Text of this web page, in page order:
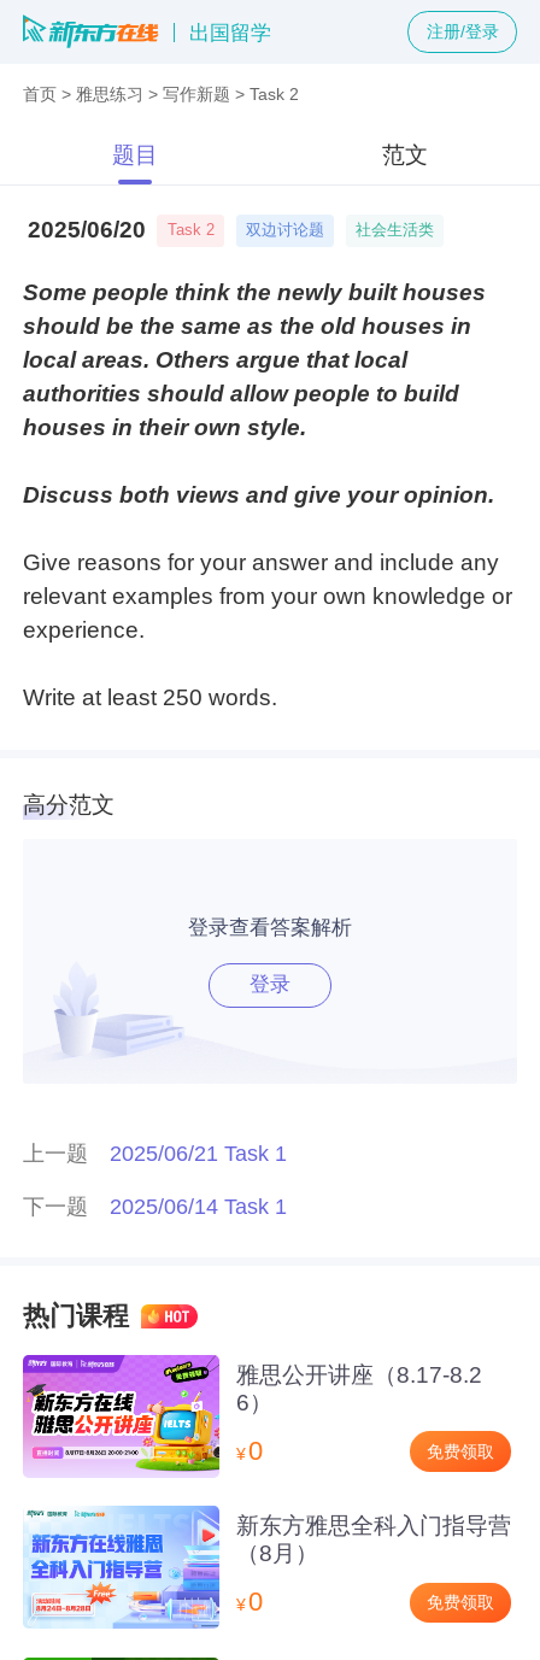
出国留学 注册/登录
首页 >雅思练习 >写作新题 >Task 2
题目 范文
2025/06/20 Task 2 双边讨论题 社会生活类
Some people think the newly built houses
should be the same as the old houses in
local areas. Others argue that local
authorities should allow people to build
houses in their own style.
Discuss both views and give your opinion.
Give reasons for your answer and include any
relevant examples from your own knowledge or
experience.
Write at least 250 words.
高分范文
登录查看答案解析
登录
上一题 2025/06/21 Task 1
下一题 2025/06/14 Task 1
热门课程
雅思公开讲座（8.17-8.2
6）
¥0 免费领取
新东方雅思全科入门指导营
（8月）
¥0 免费领取